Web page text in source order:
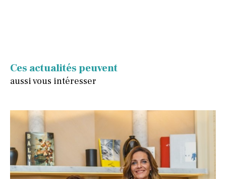
Ces actualités peuvent
aussi vous intéresser